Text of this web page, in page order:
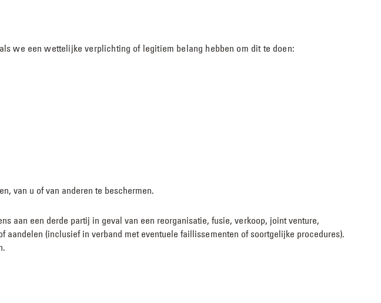
we een wettelijke verplichting of legitiem belang hebben om dit te doen:
van u of van anderen te beschermen.
aan een derde partij in geval van een reorganisatie, fusie, verkoop, joint venture,
(inclusief in verband met eventuele faillissementen of soortgelijke procedures).